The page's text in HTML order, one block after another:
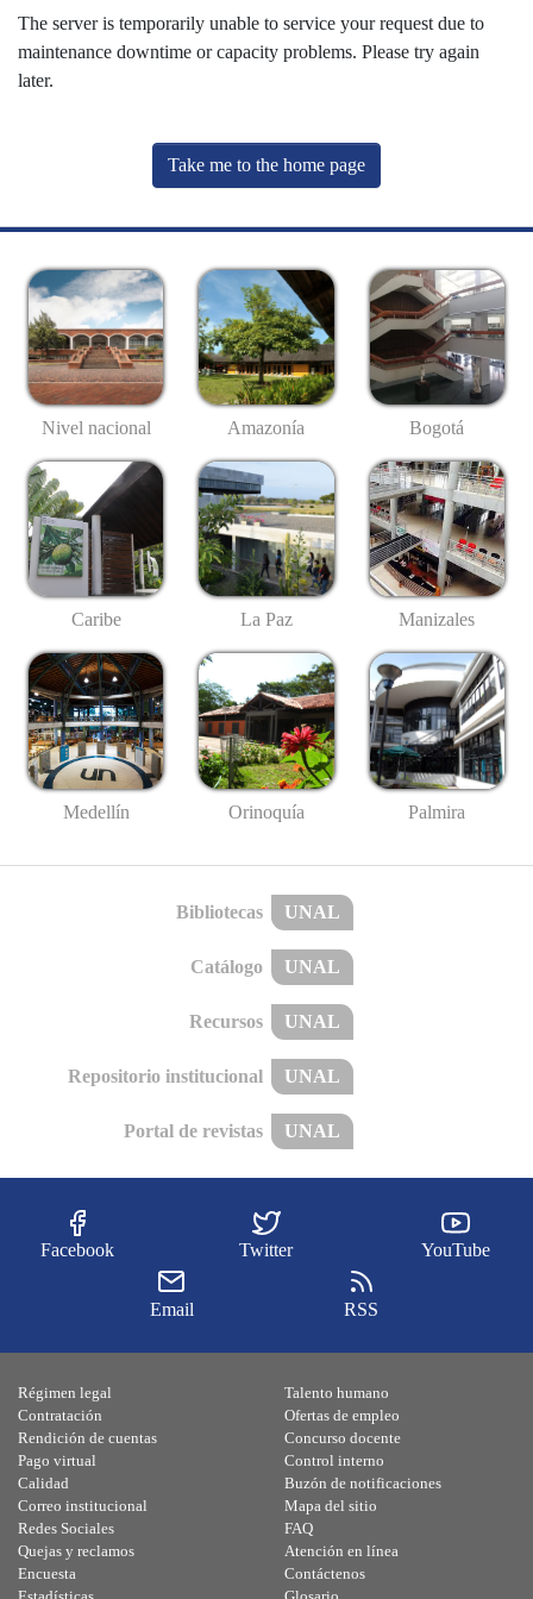
The server is temporarily unable to service your request due to
maintenance downtime or capacity problems. Please try again
later.
Take me to the home page
Nivel nacional Amazonía Bogotá
Caribe La Paz Manizales
Medellín Orinoquía Palmira
Bibliotecas UNAL
Catálogo UNAL
Recursos UNAL
Repositorio institucional UNAL
Portal de revistas UNAL
Facebook Twitter YouTube
Email RSS
Régimen legal
Contratación
Rendición de cuentas
Pago virtual
Calidad
Talento humano
Ofertas de empleo
Concurso docente
Control interno
Buzón de notificaciones
Correo institucional
Redes Sociales
Quejas y reclamos
Encuesta
Mapa del sitio
FAQ
Atención en línea
Contáctenos